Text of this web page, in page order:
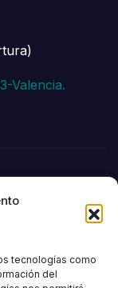
tecnologías como
del
Valencia.